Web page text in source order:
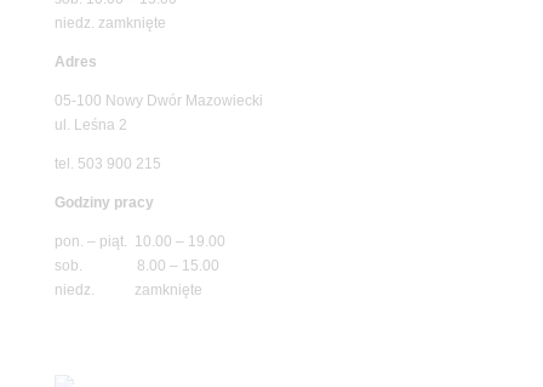
niedz. zamknięte
Adres
05-100 Nowy Dwór Mazowiecki
ul. Leśna 2
tel. 503 900 215
Godziny pracy
pon. – piąt. 10.00 – 19.00
sob. 8.00 – 15.00
niedz. zamknięte